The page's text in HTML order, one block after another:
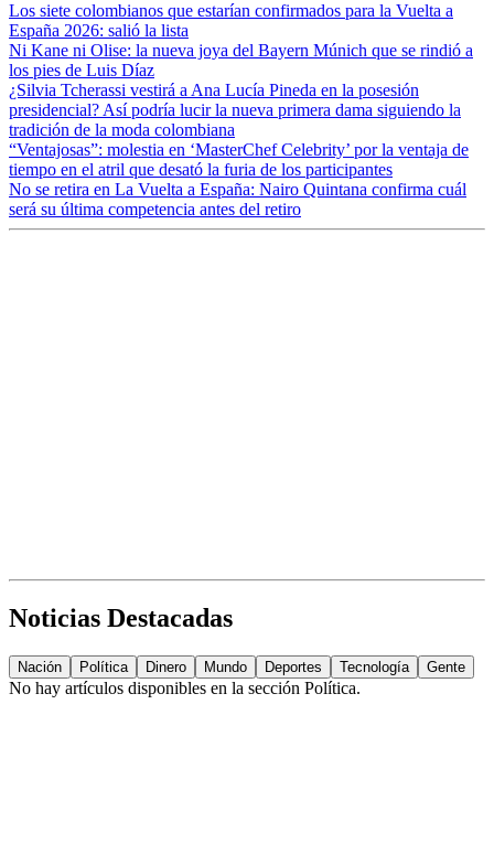
Los siete colombianos que estarían confirmados para la Vuelta a
España 2026: salió la lista
Ni Kane ni Olise: la nueva joya del Bayern Múnich que se rindió a
los pies de Luis Díaz
¿Silvia Tcherassi vestirá a Ana Lucía Pineda en la posesión
presidencial? Así podría lucir la nueva primera dama siguiendo la
tradición de la moda colombiana
“Ventajosas”: molestia en ‘MasterChef Celebrity’ por la ventaja de
tiempo en el atril que desató la furia de los participantes
No se retira en La Vuelta a España: Nairo Quintana confirma cuál
será su última competencia antes del retiro
Noticias Destacadas
Nación Política Dinero Mundo Deportes Tecnología Gente
No hay artículos disponibles en la sección Política.